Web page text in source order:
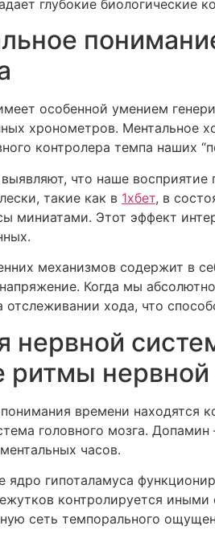
глубокие биологические
особенной умением
хронометров. Ментальное
контролера темпа наших
что наше
такие как в 1хбет, в
миниатами. Этот эффект
механизмов содержит в
Когда мы
отслеживании хода, что
нервной
ритмы
времени находятся
головного мозга. Допамин
часов.
ядро гипоталамуса
контролируется иными
сеть темпорального